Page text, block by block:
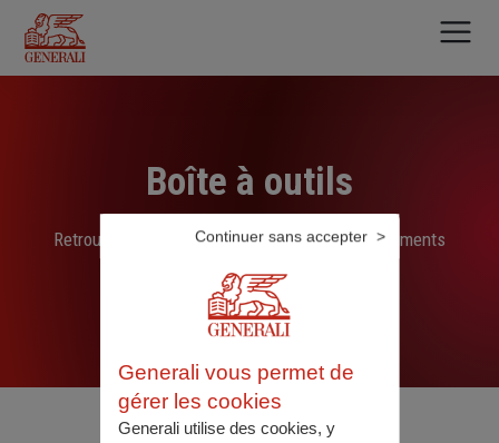
contenu
principal
Boîte à outils
Retrouvez ici les liens, N° de téléphone et documents
sélectionnés par nos soins
Generali vous permet de
gérer les cookies
Generali utilise des cookies, y
Continuer sans accepter